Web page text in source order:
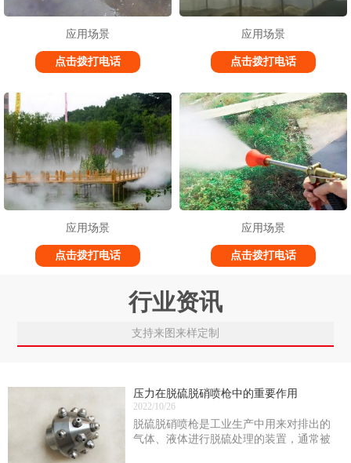
应用场景
点击拨打电话
应用场景
点击拨打电话
应用场景
点击拨打电话
应用场景
点击拨打电话
行业资讯
支持来图来样定制
压力在脱硫脱硝喷枪中的重要作用
2022/10/26
脱硫脱硝喷枪是工业生产中用来对排出的
气体、液体进行脱硫处理的装置，通常被